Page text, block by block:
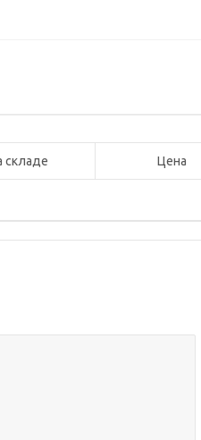
складе Цена